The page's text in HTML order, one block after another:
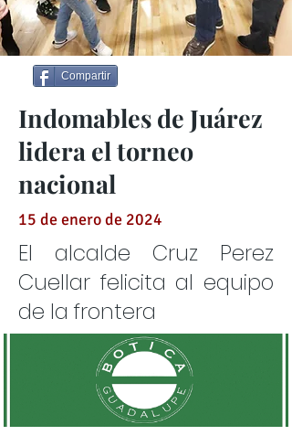
Compartir
Indomables de Juárez
lidera el torneo
nacional
15 de enero de 2024
El alcalde Cruz Perez
Cuellar felicita al equipo
de la frontera